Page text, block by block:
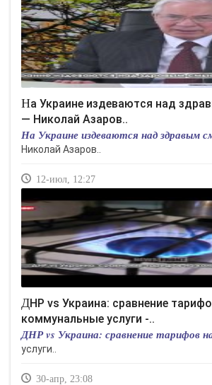
На Украине издеваются над здравым смыслом
— Николай Азаров..
На Украине издеваются над здравым
Николай Азаров..
12-июл, 12:27
ДНР vs Украина: сравнение тарифов на
коммунальные услуги -..
ДНР vs Украина: сравнение тарифов
услуги..
30-апр, 23:08